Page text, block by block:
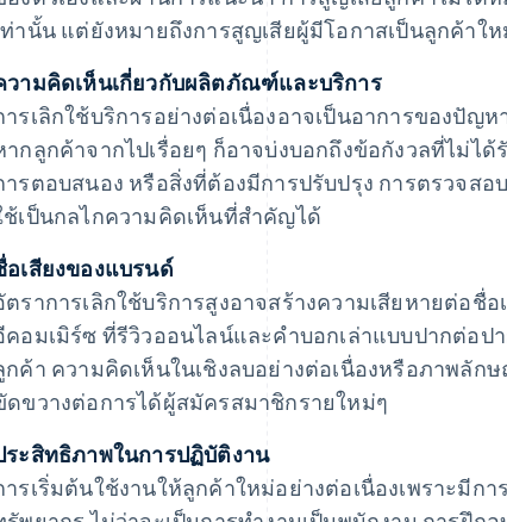
ท่านั้น แต่ยังหมายถึงการสูญเสียผู้มีโอกาสเป็นลูกค้าใ
วามคิดเห็นเกี่ยวกับผลิตภัณฑ์และบริการ
ารเลิกใช้บริการอย่างต่อเนื่องอาจเป็นอาการของปั
ากลูกค้าจากไปเรื่อยๆ ก็อาจบ่งบอกถึงข้อกังวลที่ไม่ไ
ารตอบสนอง หรือสิ่งที่ต้องมีการปรับปรุง การตรวจสอ
ช้เป็นกลไกความคิดเห็นที่สําคัญได้
อเสียงของแบรนด์
ตราการเลิกใช้บริการสูงอาจสร้างความเสียหายต่อชื่
คอมเมิร์ซ ที่รีวิวออนไลน์และคําบอกเล่าแบบปากต่อ
กค้า ความคิดเห็นในเชิงลบอย่างต่อเนื่องหรือภาพลัก
ดขวางต่อการได้ผู้สมัครสมาชิกรายใหม่ๆ
ระสิทธิภาพในการปฏิบัติงาน
ารเริ่มต้นใช้งานให้ลูกค้าใหม่อย่างต่อเนื่องเพราะมีก